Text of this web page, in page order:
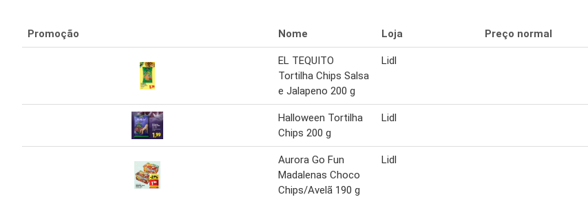
Promoção Nome Loja Preço normal
EL TEQUITO
Tortilha Chips Salsa
e Jalapeno 200 g
Lidl
Halloween Tortilha
Chips 200 g
Lidl
Aurora Go Fun
Madalenas Choco
Chips/Avelã 190 g
Lidl